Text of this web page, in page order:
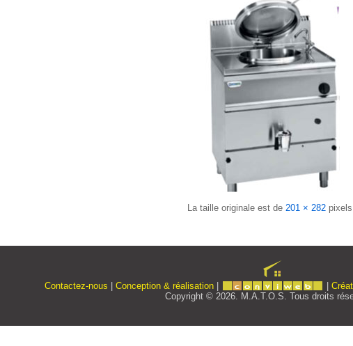
La taille originale est de 201 × 282pixels
Contactez-nous Conception & réalisation
Copyright © 2026. M.A.T.O.S. Tous droits